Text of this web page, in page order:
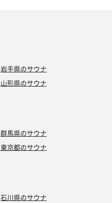
岩手県のサウナ
山形県のサウナ
群馬県のサウナ
東京都のサウナ
石川県のサウナ